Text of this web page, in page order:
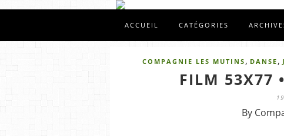
ACCUEIL CATÉGORIES
COMPAGNIE LES MUTINS , DANSE ,
FILM 53X77
By